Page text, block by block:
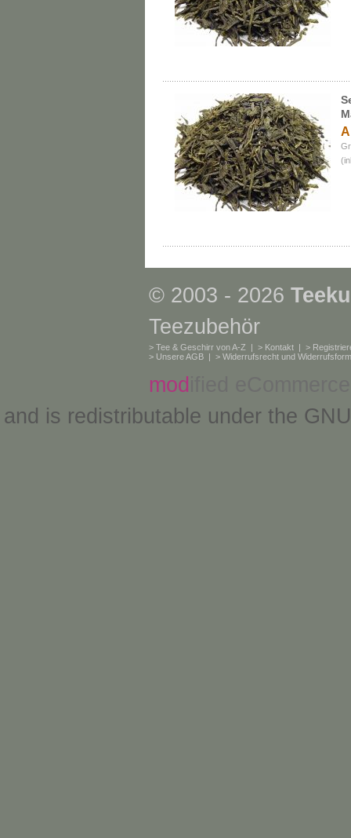
© 2003 - 2026
Teezubehör
> Tee & Geschirr von A-Z | > Kontakt | >
> Unsere AGB | > Widerrufsrecht und
mod
and is redistributable under the